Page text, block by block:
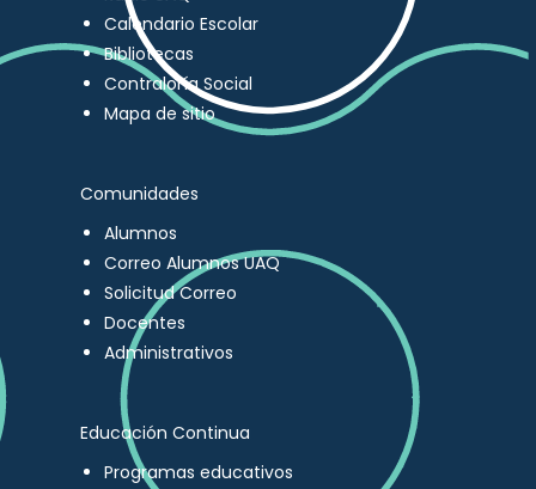
Calendario Escolar
Bibliotecas
Contraloría Social
Mapa de sitio
Comunidades
Alumnos
Correo Alumnos UAQ
Solicitud Correo
Docentes
Administrativos
Educación Continua
Programas educativos